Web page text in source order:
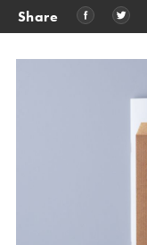
Share